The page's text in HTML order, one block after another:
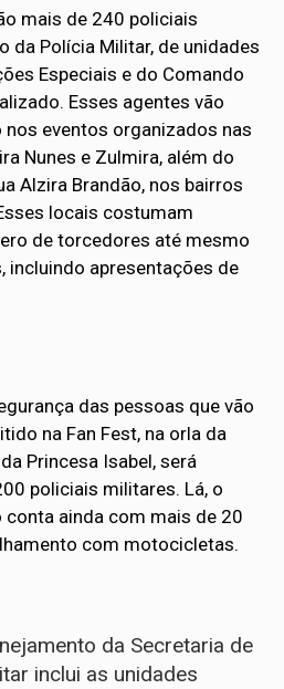
mais de 240 policiais
da Polícia Militar, de unidades
Especiais e do Comando
Esses agentes vão
eventos organizados nas
Nunes e Zulmira, além do
Alzira Brandão, nos bairros
locais costumam
de torcedores até mesmo
incluindo apresentações de
das pessoas que vão
na Fan Fest, na orla da
Princesa Isabel, será
policiais militares. Lá, o
ainda com mais de 20
com motocicletas.
da Secretaria de
inclui as unidades